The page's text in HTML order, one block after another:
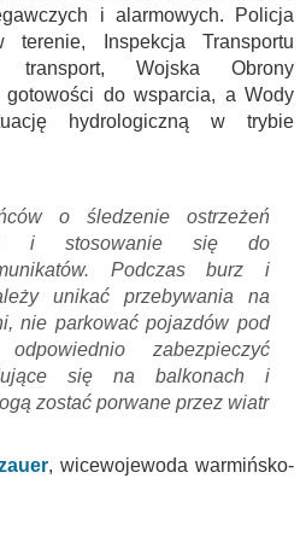
i alarmowych. Policja
terenie, Inspekcja Transportu
transport, Wojska Obrony
gotowości do wsparcia, a Wody
hydrologiczną w trybie
o śledzenie ostrzeżeń
i stosowanie się do
Podczas burz i
unikać przebywania na
nie parkować pojazdów pod
zabezpieczyć
się na balkonach i
zostać porwane przez wiatr
, wicewojewoda warmińsko-